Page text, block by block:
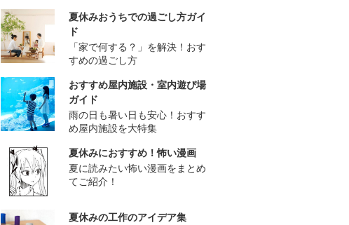
夏休みおうちでの過ごし方ガイ
ド
「家で何する？」を解決！おす
すめの過ごし方
おすすめ屋内施設・室内遊び場
ガイド
雨の日も暑い日も安心！おすす
め屋内施設を大特集
夏休みにおすすめ！怖い漫画
夏に読みたい怖い漫画をまとめ
てご紹介！
夏休みの工作のアイデア集